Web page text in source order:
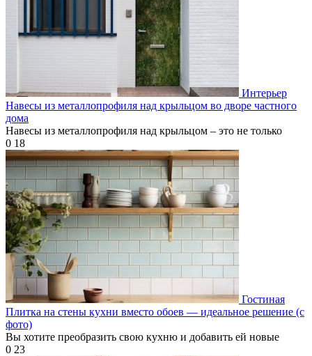
Интерьер
Навесы из металлопрофиля над крыльцом во дворе частного
дома
Навесы из металлопрофиля над крыльцом – это не только
0 18
Гостиная
Плитка на стены кухни вместо обоев — идеальное решение (с
фото)
Вы хотите преобразить свою кухню и добавить ей новые
0 23